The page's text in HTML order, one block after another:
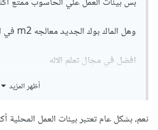
وهل الماك بوك الجديد معالجه m2 في المجال
افضل في مجال تعلم الاله
أظهر المزيد
نعم، بشكل عام تعتبر بيئات العمل المحلية